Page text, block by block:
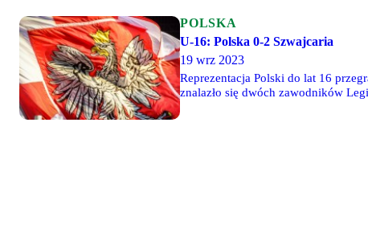
POLSKA
U-16: Polska 0-2 Szwajcaria
19 wrz 2023
Reprezentacja Polski do lat 16
znalazło się dwóch zawodników